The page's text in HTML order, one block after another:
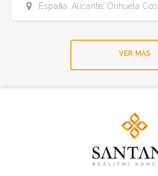
España, Alicante, Orihuela
VER MÁS